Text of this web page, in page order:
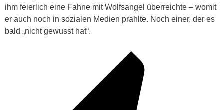
ihm feierlich eine Fahne mit Wolfsangel überreichte – womit
er auch noch in sozialen Medien prahlte. Noch einer, der es
bald „nicht gewusst hat“.